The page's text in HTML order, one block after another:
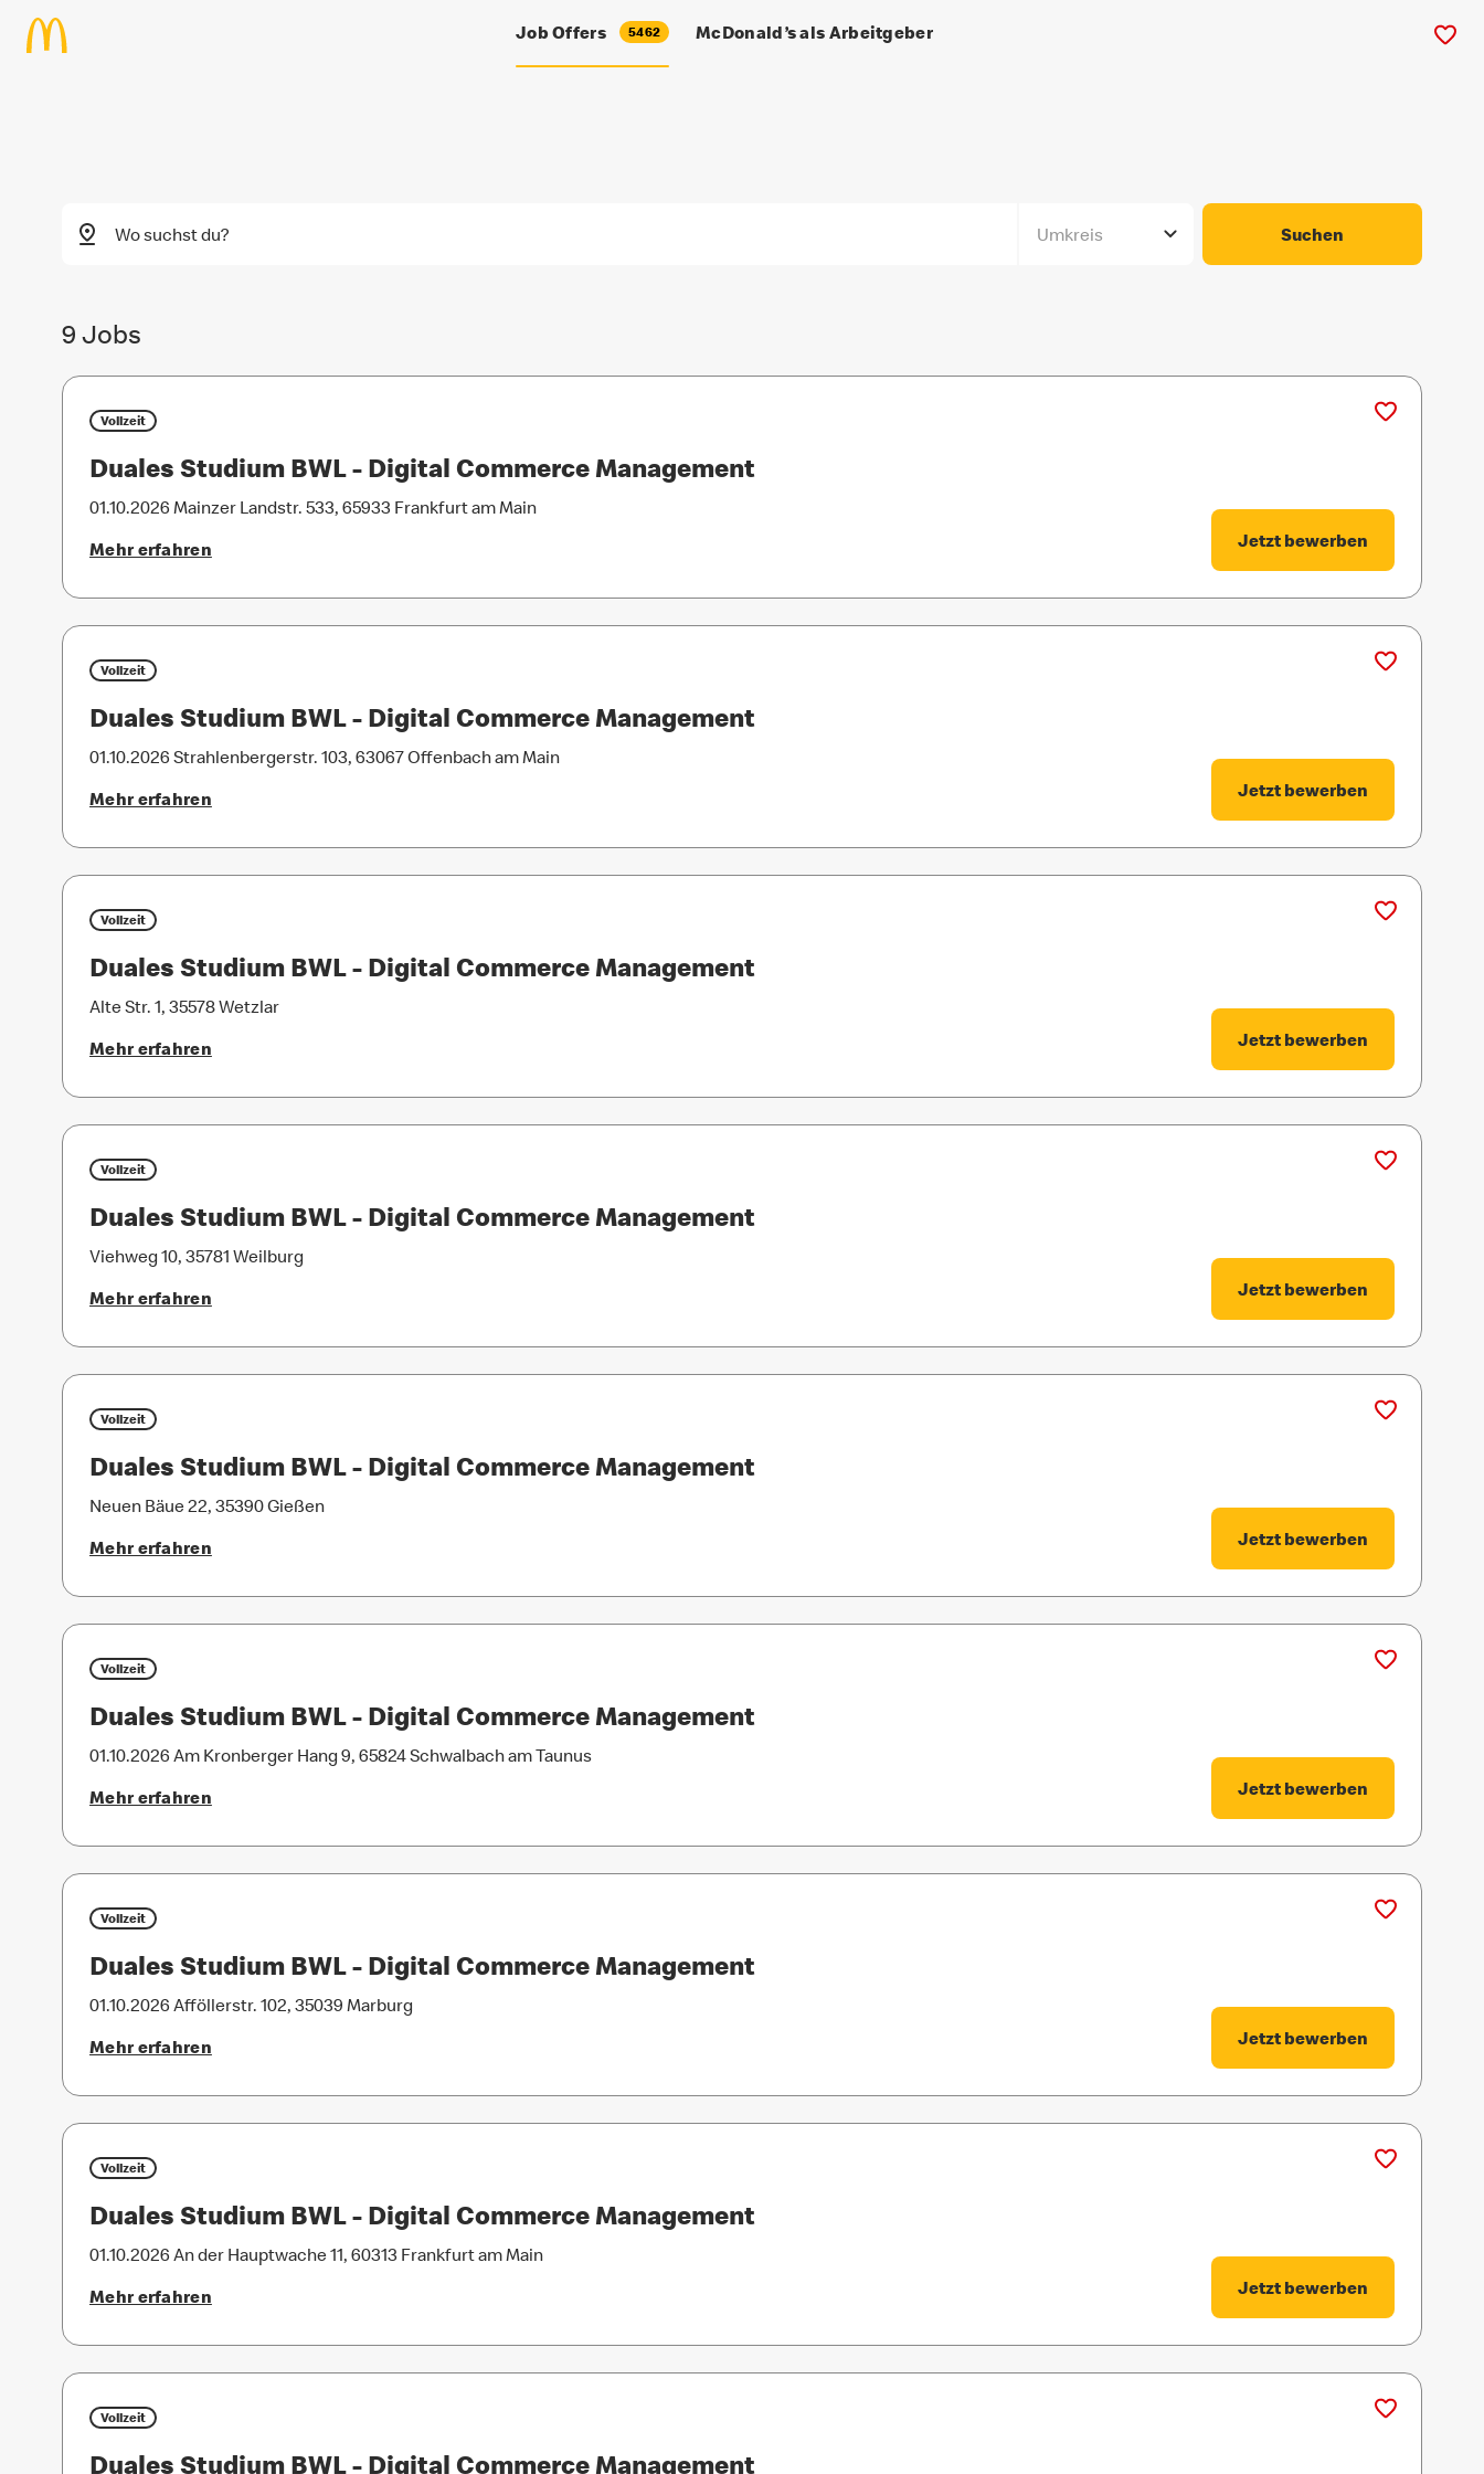
label.skipToMainContent Job Offers 5462 McDonald’s als Arbeitgeber
Umkreis Suchen
9 Jobs
Vollzeit
Duales Studium BWL - Digital Commerce Management
01.10.2026 Mainzer Landstr. 533, 65933 Frankfurt am Main
Mehr erfahren
Jetzt bewerben
Vollzeit
Duales Studium BWL - Digital Commerce Management
01.10.2026 Strahlenbergerstr. 103, 63067 Offenbach am Main
Mehr erfahren
Jetzt bewerben
Vollzeit
Duales Studium BWL - Digital Commerce Management
Alte Str. 1, 35578 Wetzlar
Mehr erfahren
Jetzt bewerben
Vollzeit
Duales Studium BWL - Digital Commerce Management
Viehweg 10, 35781 Weilburg
Mehr erfahren
Jetzt bewerben
Vollzeit
Duales Studium BWL - Digital Commerce Management
Neuen Bäue 22, 35390 Gießen
Mehr erfahren
Jetzt bewerben
Vollzeit
Duales Studium BWL - Digital Commerce Management
01.10.2026 Am Kronberger Hang 9, 65824 Schwalbach am Taunus
Mehr erfahren
Jetzt bewerben
Vollzeit
Duales Studium BWL - Digital Commerce Management
01.10.2026 Afföllerstr. 102, 35039 Marburg
Mehr erfahren
Jetzt bewerben
Vollzeit
Duales Studium BWL - Digital Commerce Management
01.10.2026 An der Hauptwache 11, 60313 Frankfurt am Main
Mehr erfahren
Jetzt bewerben
Vollzeit
Duales Studium BWL - Digital Commerce Management